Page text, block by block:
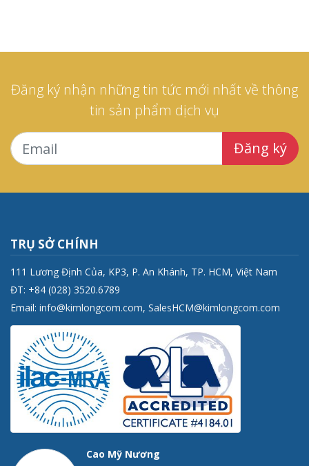
Đăng ký nhận những tin tức mới nhất về thông
tin sản phẩm dịch vụ
Đăng ký
TRỤ SỞ CHÍNH
111 Lương Định Của, KP3, P. An Khánh, TP. HCM, Việt Nam
ĐT: +84 (028) 3520.6789
Email: info@kimlongcom.com, SalesHCM@kimlongcom.com
Cao Mỹ Nương